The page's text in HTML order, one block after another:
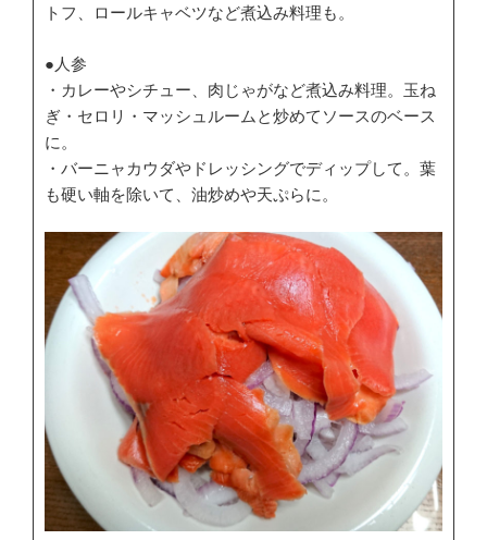
トフ、ロールキャベツなど煮込み料理も。
●人参
・カレーやシチュー、肉じゃがなど煮込み料理。玉ね
ぎ・セロリ・マッシュルームと炒めてソースのベース
に。
・バーニャカウダやドレッシングでディップして。葉
も硬い軸を除いて、油炒めや天ぷらに。